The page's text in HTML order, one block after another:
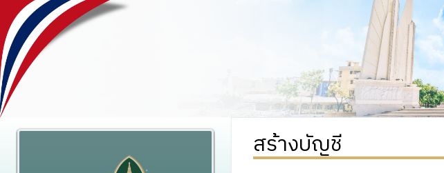
สร้างบัญชี